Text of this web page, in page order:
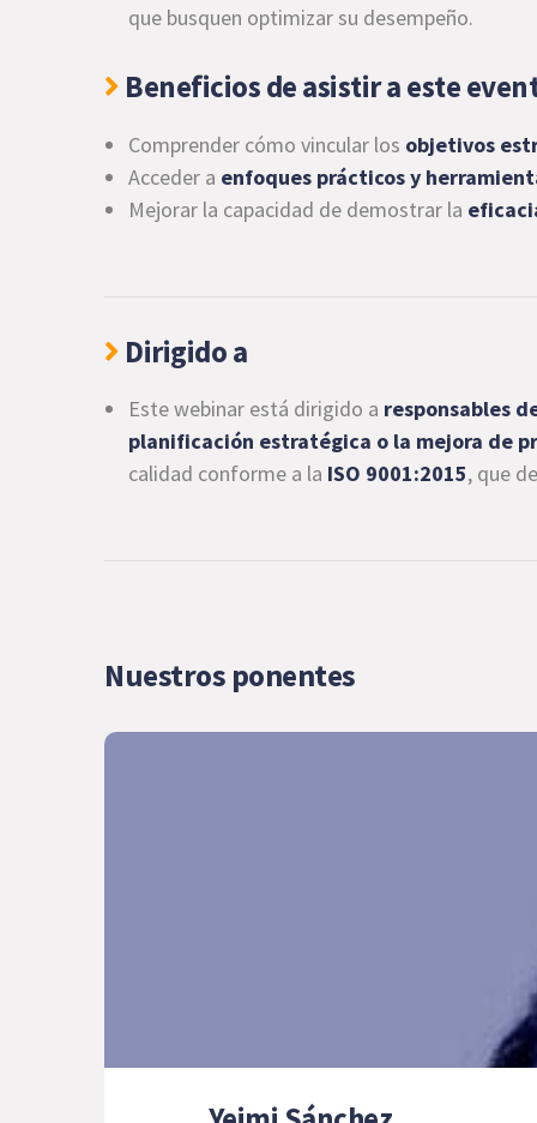
que busquen optimizar su desempeño.
Beneficios de asistir a este
Comprender cómo vincular los objetivos
Acceder a enfoques prácticos y
Mejorar la capacidad de demostrar la
Dirigido a
Este webinar está dirigido a responsables
planificación estratégica o la mejora de
calidad conforme a la ISO 9001:2015, que
Nuestros ponentes